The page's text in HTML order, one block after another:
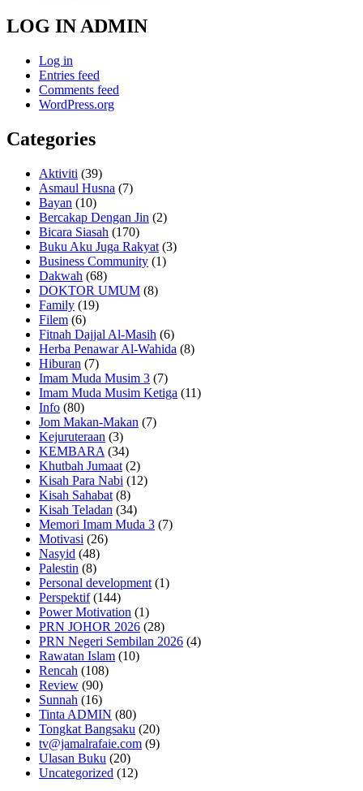
LOG IN ADMIN
Log in
Entries feed
Comments feed
WordPress.org
Categories
Aktiviti (39)
Asmaul Husna (7)
Bayan (10)
Bercakap Dengan Jin (2)
Bicara Siasah (170)
Buku Aku Juga Rakyat (3)
Business Community (1)
Dakwah (68)
DOKTOR UMUM (8)
Family (19)
Filem (6)
Fitnah Dajjal Al-Masih (6)
Herba Penawar Al-Wahida (8)
Hiburan (7)
Imam Muda Musim 3 (7)
Imam Muda Musim Ketiga (11)
Info (80)
Jom Makan-Makan (7)
Kejuruteraan (3)
KEMBARA (34)
Khutbah Jumaat (2)
Kisah Para Nabi (12)
Kisah Sahabat (8)
Kisah Teladan (34)
Memori Imam Muda 3 (7)
Motivasi (26)
Nasyid (48)
Palestin (8)
Personal development (1)
Perspektif(144)
Power Motivation (1)
PRN JOHOR 2026 (28)
PRN Negeri Sembilan 2026 (4)
Rawatan Islam (10)
Rencah (108)
Review (90)
Sunnah (16)
Tinta ADMIN (80)
Tongkat Bangsaku (20)
tv@jamalrafaie.com (9)
Ulasan Buku (20)
Uncategorized (12)